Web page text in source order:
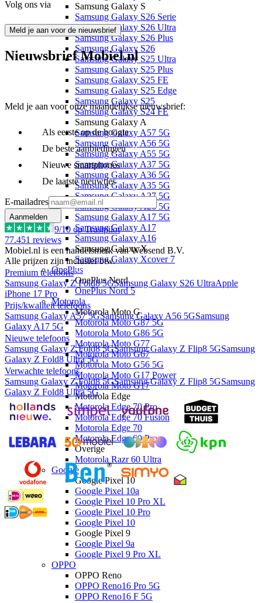
Samsung Galaxy S
Samsung Galaxy S26 Serie
Samsung Galaxy S26 Ultra
Samsung Galaxy S26 Plus
Samsung Galaxy S26
Samsung Galaxy S25 Ultra
Samsung Galaxy S25 Plus
Samsung Galaxy S25 FE
Samsung Galaxy S25 Edge
Samsung Galaxy S25
Samsung Galaxy S24 FE
Samsung Galaxy A
Samsung Galaxy A57 5G
Samsung Galaxy A56 5G
Samsung Galaxy A55 5G
Samsung Galaxy A37 5G
Samsung Galaxy A36 5G
Samsung Galaxy A35 5G
Samsung Galaxy A27 5G
Samsung Galaxy A26 5G
Samsung Galaxy A17 5G
Samsung Galaxy A17
Samsung Galaxy A16
Samsung Galaxy X
Samsung Galaxy Xcover 7
OnePlus
OnePlus Nord
OnePlus Nord 5
Motorola
Motorola Moto G
Motorola Moto G87 5G
Motorola Moto G86 5G
Motorola Moto G77
Motorola Moto G67
Motorola Moto G56 5G
Motorola Moto G17 Power
Motorola Moto G17
Motorola Edge
Motorola Edge 70 Pro
Motorola Edge 70 Fusion
Motorola Edge 70
Motorola Edge 60 Pro
Overige
Motorola Razr 60 Ultra
Google
Google Pixel 10
Google Pixel 10a
Google Pixel 10 Pro XL
Google Pixel 10 Pro
Google Pixel 10
Google Pixel 9
Google Pixel 9a
Google Pixel 9 Pro XL
OPPO
OPPO Reno
OPPO Reno16 Pro 5G
OPPO Reno16 F 5G
Volg ons via
Meld je aan voor de nieuwsbrief
Nieuwsbrief Mobiel.nl
Meld je aan voor onze maandelijkse nieuwsbrief:
Als eerste op de hoogte
De beste aanbiedingen
Nieuwe smartphones
De laatste nieuwtjes
E-mailadres
Aanmelden
9/10 op Trustpilot
77.451 reviews
Mobiel.nl is een handelsmerk van Websend B.V.
Alle prijzen zijn inclusief btw.
Premium telefoons
Samsung Galaxy Z Fold8 5GSamsung Galaxy S26 UltraApple
iPhone 17 Pro
Prijs/kwaliteit telefoons
Samsung Galaxy A57 5GSamsung Galaxy A56 5GSamsung
Galaxy A17 5G
Nieuwe telefoons
Samsung Galaxy Z Fold8 5GSamsung Galaxy Z Flip8 5GSamsung
Galaxy Z Fold8 Ultra 5G
Verwachte telefoons
Samsung Galaxy Z Fold8 5GSamsung Galaxy Z Flip8 5GSamsung
Galaxy Z Fold8 Ultra 5G